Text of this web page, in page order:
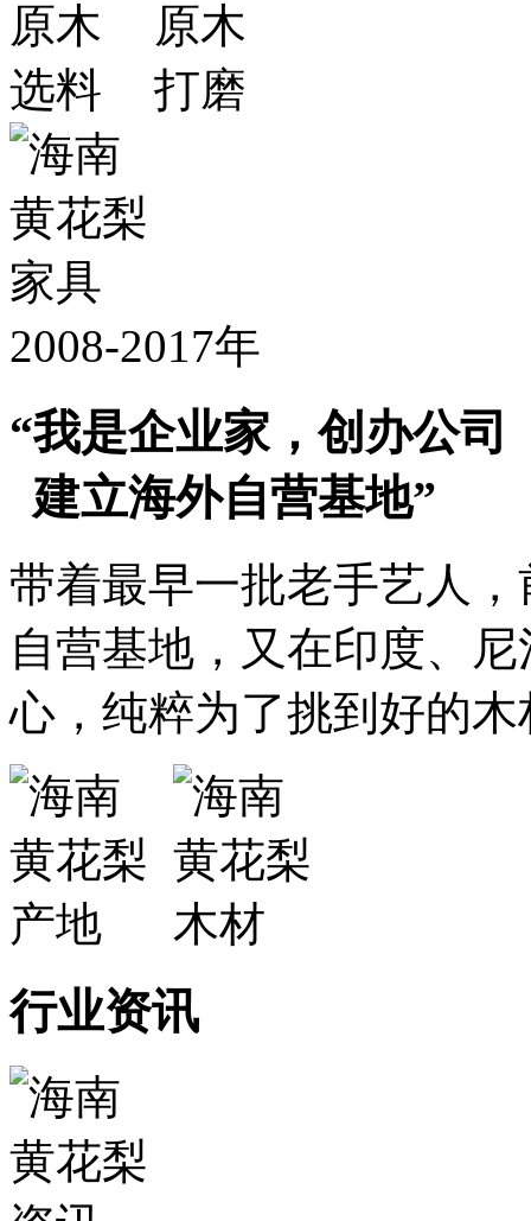
2008-2017年
“我是企业家，创办公司
建立海外自营基地”
带着最早一批老手艺人
自营基地，又在印度、
心，纯粹为了挑到好的
行业资讯